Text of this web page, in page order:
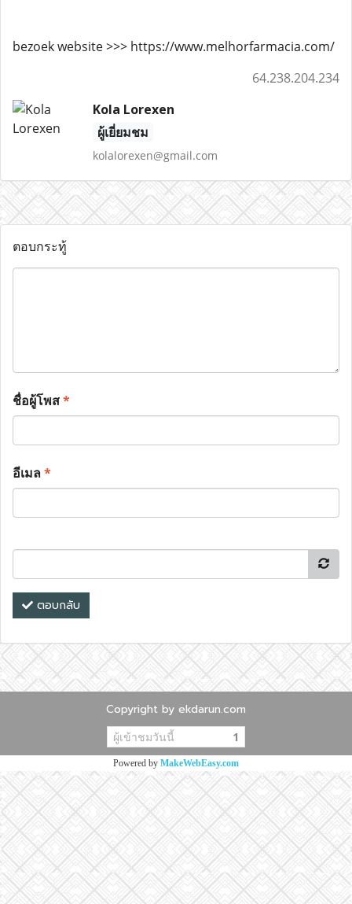
bezoek website >>> https://www.melhorfarmacia.com/
64.238.204.234
Kola Lorexen
ผู้เยี่ยมชม
kolalorexen@gmail.com
ตอบกระทู้
ชื่อผู้โพส*
อีเมล*
ตอบกลับ
Copyright by ekdarun.com
ผู้เข้าชมวันนี้ 1
Powered by MakeWebEasy.com